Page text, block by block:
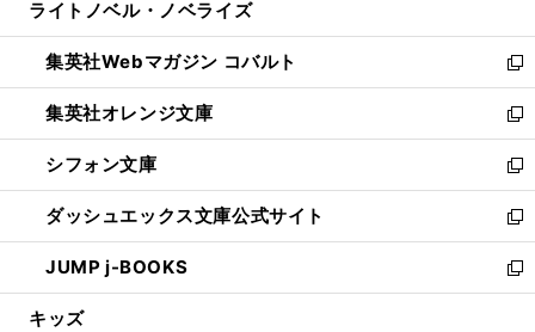
開
く
ウ
で
開
く
ン
ド
ウ
で
開
く
ウ
ィ
ン
ド
ウ
で
開
く
ライトノベル・ノベライズ
集英社Webマガジン コバルト
新
し
い
ウ
ィ
ン
ド
ウ
で
開
集英社オレンジ文庫
新
し
い
ウ
ィ
ン
ド
ウ
シフォン文庫
新
し
い
ウ
ィ
ン
ダッシュエックス文庫公式サイト
新
し
い
ウ
JUMP j-BOOKS
新
し
キッズ